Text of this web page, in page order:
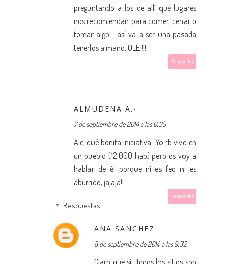
preguntando a los de allí qué lugares
nos recomiendan para comer, cenar o
tomar algo... así va a ser una pasada
tenerlos a mano. OLE!!!!
Responder
ALMUDENA A.-
7 de septiembre de 2014 a las 0:35
Ale, qué bonita iniciativa. Yo tb vivo en
un pueblo (12.000 hab) pero os voy a
hablar de él porque ni es feo ni es
aburrido, jajaja!!
Responder
Respuestas
ANA SANCHEZ
8 de septiembre de 2014 a las 9:32
Claro que si¡ Todos los sitios son